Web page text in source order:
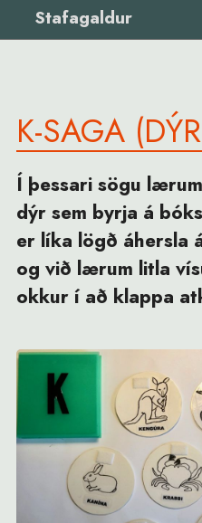
Stafagaldur
K-SAGA
Í þessari sögu
dýr sem byrja á
er líka lögð áhersla
og við lærum litla
okkur í að klappa